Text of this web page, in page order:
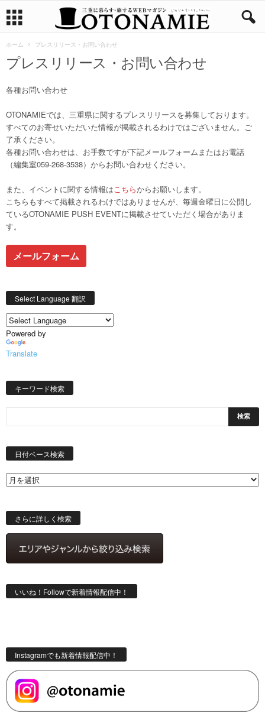
ホーム プレスリリース・お問い合わせ
プレスリリース・お問い合わせ
各種お問い合わせ
OTONAMIEでは、三重県に関するプレスリリースを募集しております。
すべてのお寄せいただいた情報が掲載されるわけではございません。ご
了承ください。
各種お問い合わせは、お手数ですが下記メールフォームまたはお電話
（編集室059-268-3538）からお問い合わせください。
また、イベントに関する情報はこちらからお願いします。
こちらもすべて掲載されるわけではありませんが、毎週金曜日に公開し
ているOTONAMIE PUSH EVENTに掲載させていただく場合がありま
す。
メールフォーム
Select Language 翻訳
Powered by
Translate
キーワード検索
日付ベース検索
ス
索
さらに詳しく検索
いいね！Followで新着情報配信中！
Instagramでも新着情報配信中！